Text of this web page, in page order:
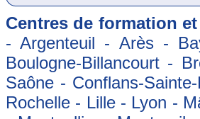
Centres de formation
- Argenteuil - Arès -
Boulogne-Billancourt -
Saône - Conflans-
Rochelle - Lille - Lyon -